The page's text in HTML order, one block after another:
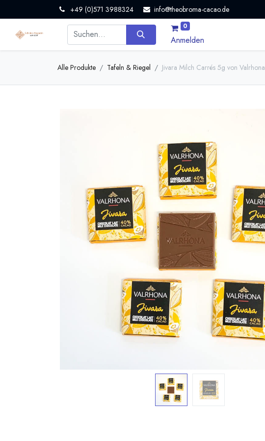
+49 (0)571 3988324 info@theobroma-cacao.de
0
Anmelden
Alle Produkte Tafeln & Riegel Jivara Milch Carrés 5g von Valrhona